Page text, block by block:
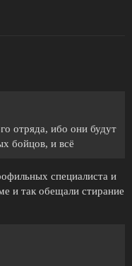
отряда, ибо они будут
бойцов, и всё
специалиста и
и так обещали стирание